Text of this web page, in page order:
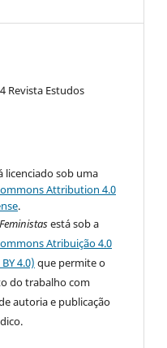
Revista Estudos
licenciado sob uma
Attribution 4.0
.
está sob a
Atribuição 4.0
4.0) que permite o
do trabalho com
autoria e publicação